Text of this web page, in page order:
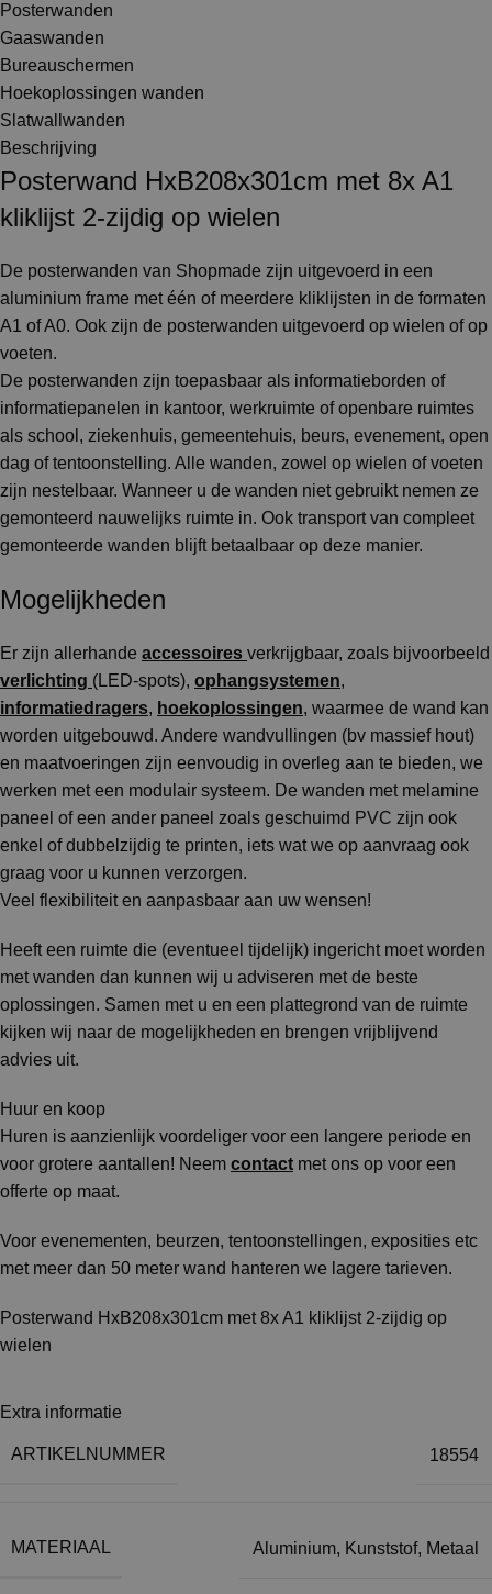
Posterwanden
Gaaswanden
Bureauschermen
Hoekoplossingen wanden
Slatwallwanden
Beschrijving
Posterwand HxB208x301cm met 8x A1
kliklijst 2-zijdig op wielen
De posterwanden van Shopmade zijn uitgevoerd in een
aluminium frame met één of meerdere kliklijsten in de formaten
A1 of A0. Ook zijn de posterwanden uitgevoerd op wielen of op
voeten.
De posterwanden zijn toepasbaar als informatieborden of
informatiepanelen in kantoor, werkruimte of openbare ruimtes
als school, ziekenhuis, gemeentehuis, beurs, evenement, open
dag of tentoonstelling. Alle wanden, zowel op wielen of voeten
zijn nestelbaar. Wanneer u de wanden niet gebruikt nemen ze
gemonteerd nauwelijks ruimte in. Ook transport van compleet
gemonteerde wanden blijft betaalbaar op deze manier.
Mogelijkheden
Er zijn allerhande accessoires verkrijgbaar, zoals bijvoorbeeld
verlichting (LED-spots), ophangsystemen,
informatiedragers, hoekoplossingen, waarmee de wand kan
worden uitgebouwd. Andere wandvullingen (bv massief hout)
en maatvoeringen zijn eenvoudig in overleg aan te bieden, we
werken met een modulair systeem. De wanden met melamine
paneel of een ander paneel zoals geschuimd PVC zijn ook
enkel of dubbelzijdig te printen, iets wat we op aanvraag ook
graag voor u kunnen verzorgen.
Veel flexibiliteit en aanpasbaar aan uw wensen!
Heeft een ruimte die (eventueel tijdelijk) ingericht moet worden
met wanden dan kunnen wij u adviseren met de beste
oplossingen. Samen met u en een plattegrond van de ruimte
kijken wij naar de mogelijkheden en brengen vrijblijvend
advies uit.
Huur en koop
Huren is aanzienlijk voordeliger voor een langere periode en
voor grotere aantallen! Neem contact met ons op voor een
offerte op maat.
Voor evenementen, beurzen, tentoonstellingen, exposities etc
met meer dan 50 meter wand hanteren we lagere tarieven.
Posterwand HxB208x301cm met 8x A1 kliklijst 2-zijdig op
wielen
Extra informatie
ARTIKELNUMMER 18554
MATERIAAL Aluminium, Kunststof, Metaal